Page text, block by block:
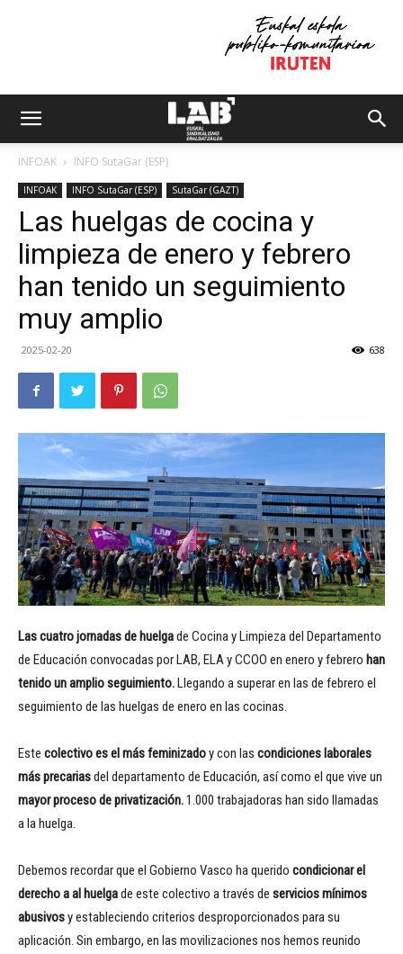
INFOAK INFO SutaGar (ESP)
INFOAK INFO SutaGar (ESP) SutaGar (GAZT)
Las huelgas de cocina y
limpieza de enero y febrero
han tenido un seguimiento
muy amplio
2025-02-20 638
Las cuatro jornadas de huelgade Cocina y Limpieza del Departamento
de Educación convocadas por LAB, ELA y CCOO en enero y febrero han
tenido un amplio seguimiento.Llegando a superar en las de febrero el
seguimiento de las huelgas de enero en las cocinas.
Este colectivo es el más feminizadoy con las condiciones laborales
más precariasdel departamento de Educación, así como el que vive un
mayor proceso de privatización.1.000 trabajadoras han sido llamadas
a la huelga.
Debemos recordar que el Gobierno Vasco ha querido condicionar el
derecho a al huelgade este colectivo a través de servicios mínimos
abusivosy estableciendo criterios desproporcionados para su
aplicación. Sin embargo, en las movilizaciones nos hemos reunido